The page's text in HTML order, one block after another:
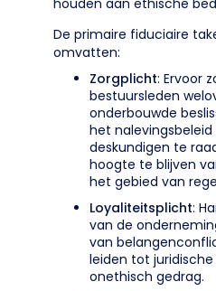
houden aan ethische
De primaire fiduciaire
omvatten:
Zorgplicht: Ervoor
bestuursleden
onderbouwde
het
deskundigen te
hoogte te blijven
het gebied van
Loyaliteitsplicht:
van de
van
leiden tot
onethisch gedrag.